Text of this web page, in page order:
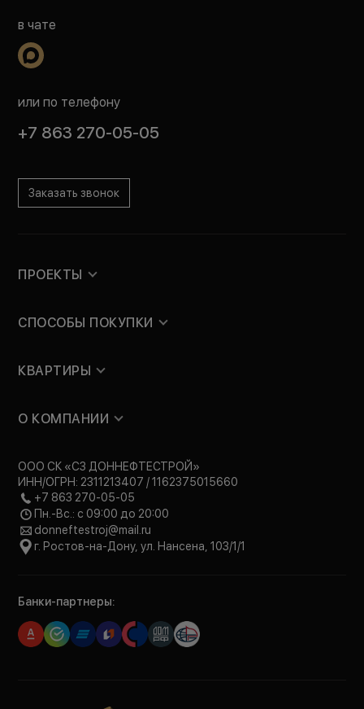
в чате
или по телефону
+7 863 270-05-05
Заказать звонок
ПРОЕКТЫ
СПОСОБЫ ПОКУПКИ
КВАРТИРЫ
О КОМПАНИИ
ООО СК «СЗ ДОННЕФТЕСТРОЙ»
ИНН/ОГРН: 2311213407 / 1162375015660
+7 863 270-05-05
Пн.-Вс.: с 09:00 до 20:00
donneftestroj@mail.ru
г. Ростов-на-Дону, ул. Нансена, 103/1/1
Банки-партнеры: